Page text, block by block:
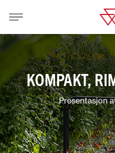
KOMPAKT,
Presentasjon